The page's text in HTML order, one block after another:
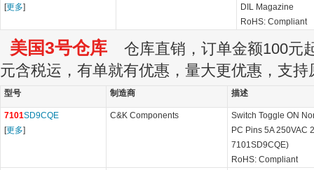
[更多]
DIL Magazine
RoHS: Compliant
美国3号仓库 仓库直销，订单金额100元
元含税运，有单就有优惠，量大更优惠，支持
型号 制造商 描述
7101SD9CQE
[更多]
C&K Components
Switch Toggle ON
PC Pins 5A 250VAC
7101SD9CQE)
RoHS: Compliant